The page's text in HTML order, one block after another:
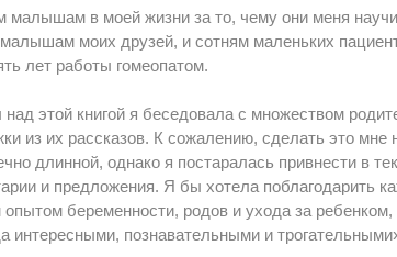
малышам в моей жизни за то, чему они меня
моих друзей, и сотням маленьких
лет работы гомеопатом.
этой книгой я беседовала с множеством
из их рассказов. К сожалению, сделать это мне
длинной, однако я постаралась привнести в
и предложения. Я бы хотела поблагодарить
беременности, родов и ухода за
интересными, познавательными и